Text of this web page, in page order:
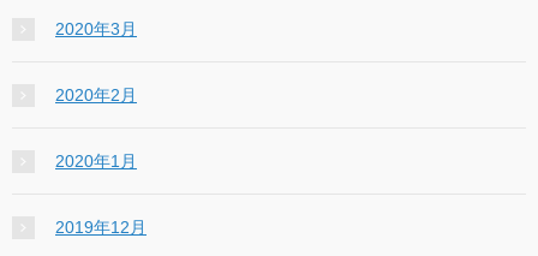
2020年3月
2020年2月
2020年1月
2019年12月